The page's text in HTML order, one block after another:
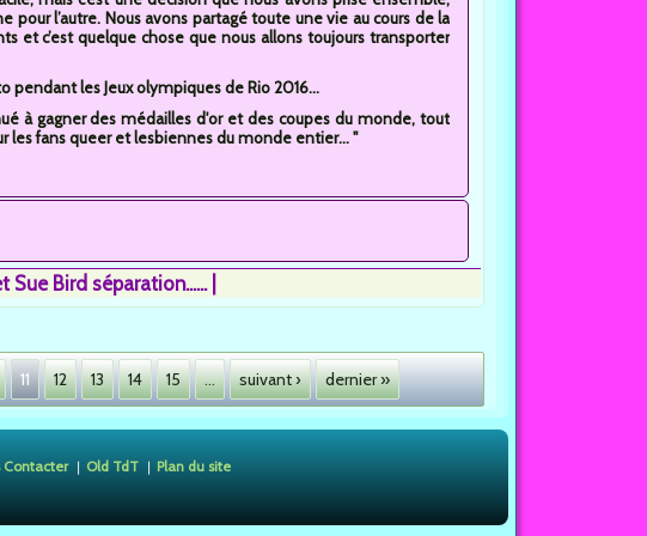
pour l’autre. Nous avons partagé toute une vie au cours de la
et c’est quelque chose que nous allons toujours transporter
pendant les Jeux olympiques de Rio 2016...
à gagner des médailles d'or et des coupes du monde, tout
fans queer et lesbiennes du monde entier... "
Sue Bird séparation......
11 12 13 14 15 … suivant › dernier »
Contacter❘ Old TdT❘ Plan du site